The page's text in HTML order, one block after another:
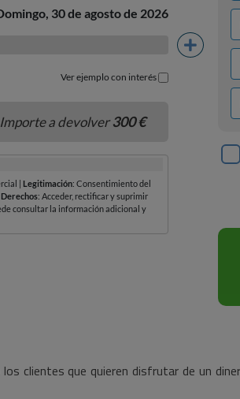
clientes que quieren disfrutar de un